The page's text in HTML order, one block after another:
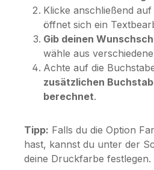
Klicke anschließend auf
öffnet sich ein
Gib deinen
wähle aus
Achte auf die
zusätzlichen
berechnet.
Tipp: Falls du die Option
hast, kannst du unter der
deine Druckfarbe festlegen.